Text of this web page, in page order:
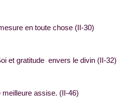
en toute chose (II-30)
gratitude envers le divin (II-32)
assise. (II-46)